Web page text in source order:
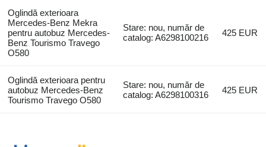
Oglindă exterioara
Mercedes-Benz Mekra
pentru autobuz Mercedes-
Benz Tourismo Travego
O580
Stare: nou, număr de
catalog: A6298100216
425 EUR
Oglindă exterioara pentru
autobuz Mercedes-Benz
Tourismo Travego O580
Stare: nou, număr de
catalog: A6298100316
425 EUR